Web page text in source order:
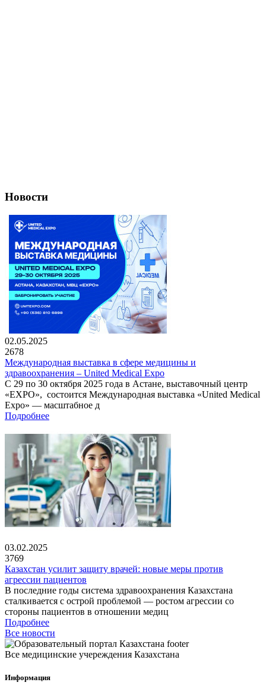
Новости
02.05.2025
2678
Международная выставка в сфере медицины и
здравоохранения – United Medical Expo
С 29 по 30 октября 2025 года в Астане, выставочный центр
«EXPO», состоится Международная выставка «United Medical
Expo» — масштабное д
Подробнее
03.02.2025
3769
Казахстан усилит защиту врачей: новые меры против
агрессии пациентов
В последние годы система здравоохранения Казахстана
сталкивается с острой проблемой — ростом агрессии со
стороны пациентов в отношении медиц
Подробнее
Все новости
Все медицинские учереждения Казахстана
Информация